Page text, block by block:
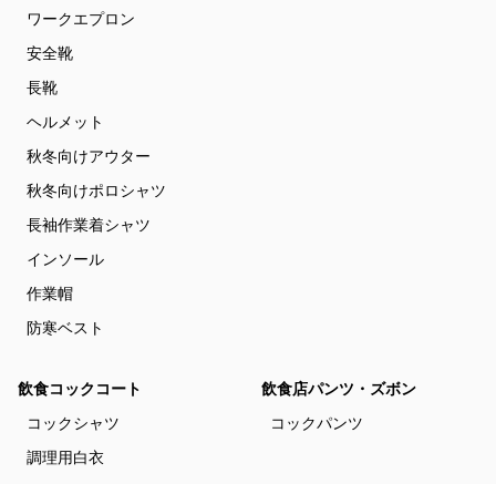
ワークエプロン
安全靴
長靴
ヘルメット
秋冬向けアウター
秋冬向けポロシャツ
長袖作業着シャツ
インソール
作業帽
防寒ベスト
飲食コックコート
コックシャツ
調理用白衣
飲食店パンツ・ズボン
コックパンツ